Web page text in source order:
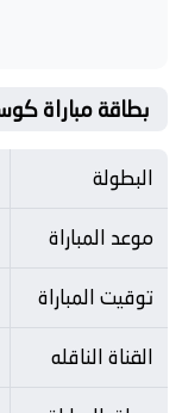
بطاقة مباراة
البطولة
موعد المباراة
توقيت المباراة
القناة الناقله